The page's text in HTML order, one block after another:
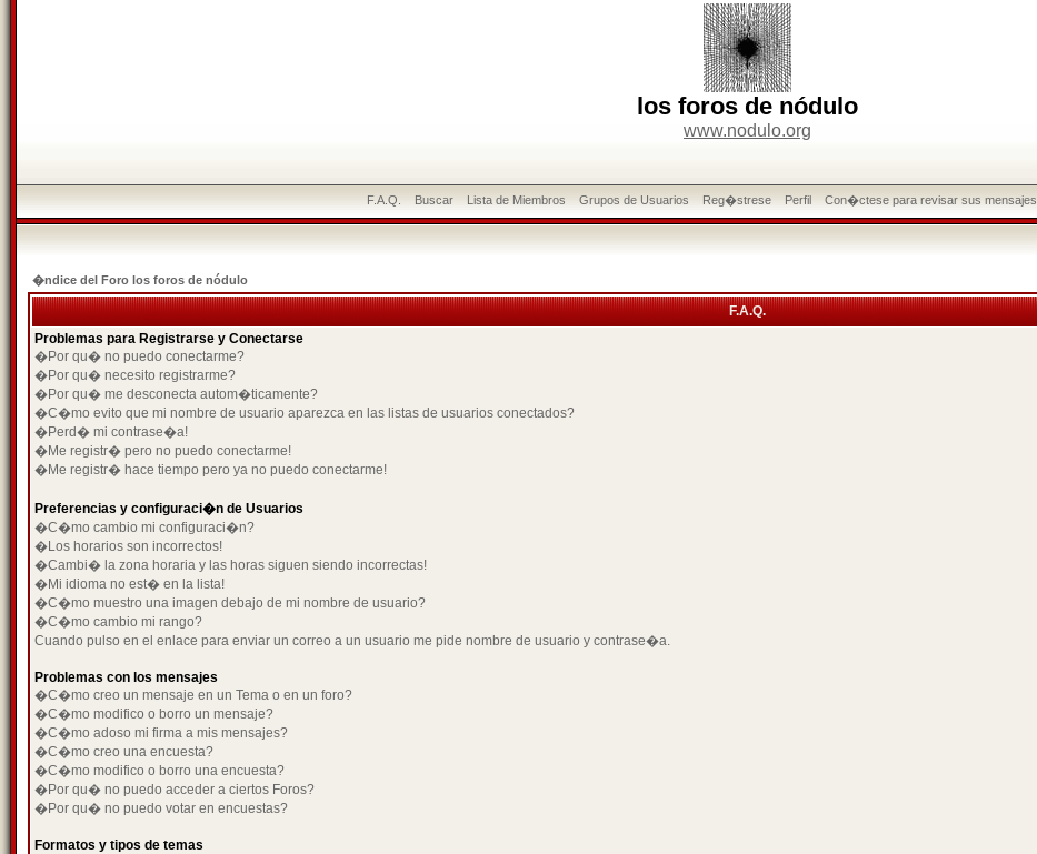
los foros de nódulo
www.nodulo.org
F.A.Q. Buscar Lista de Miembros Grupos de Usuarios Reg�strese Perfil Con�ctese para revisar sus mensajes
�ndice del Foro los foros de nódulo
F.A.Q.
Problemas para Registrarse y Conectarse
�Por qu� no puedo conectarme?
�Por qu� necesito registrarme?
�Por qu� me desconecta autom�ticamente?
�C�mo evito que mi nombre de usuario aparezca en las listas de usuarios conectados?
�Perd� mi contrase�a!
�Me registr� pero no puedo conectarme!
�Me registr� hace tiempo pero ya no puedo conectarme!
Preferencias y configuraci�n de Usuarios
�C�mo cambio mi configuraci�n?
�Los horarios son incorrectos!
�Cambi� la zona horaria y las horas siguen siendo incorrectas!
�Mi idioma no est� en la lista!
�C�mo muestro una imagen debajo de mi nombre de usuario?
�C�mo cambio mi rango?
Cuando pulso en el enlace para enviar un correo a un usuario me pide nombre de usuario y contrase�a.
Problemas con los mensajes
�C�mo creo un mensaje en un Tema o en un foro?
�C�mo modifico o borro un mensaje?
�C�mo adoso mi firma a mis mensajes?
�C�mo creo una encuesta?
�C�mo modifico o borro una encuesta?
�Por qu� no puedo acceder a ciertos Foros?
�Por qu� no puedo votar en encuestas?
Formatos y tipos de temas